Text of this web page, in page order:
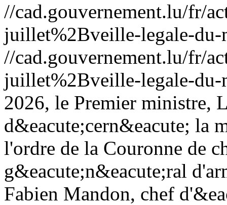
//cad.gouvernement.lu/fr/
juillet%2Bveille-legale-
//cad.gouvernement.lu/fr/
juillet%2Bveille-legale-
2026, le Premier ministre,
d&eacute;cern&eacute; la
l'ordre de la Couronne de
g&eacute;n&eacute;ral
Fabien Mandon, chef